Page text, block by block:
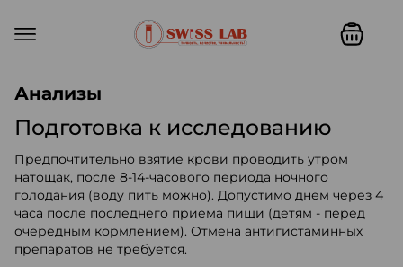
Анализы
Подготовка к исследованию
Предпочтительно взятие крови проводить утром
натощак, после 8-14-часового периода ночного
голодания (воду пить можно). Допустимо днем через 4
часа после последнего приема пищи (детям - перед
очередным кормлением). Отмена антигистаминных
препаратов не требуется.